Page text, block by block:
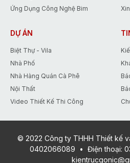
Ứng Dụng Công Nghệ Bim
DỰ ÁN
Biệt Thự - Vila
Nhà Phố
Nhà Hàng Quán Cà Phê
Nội Thất
Video Thiết Kế Thi Công
© 2022 Công ty THHH Thiết kế
0402066089
• Điện thoại: